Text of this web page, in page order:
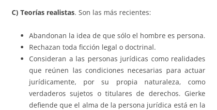
C) Teorías realistas. Son las más recientes:
Abandonan la idea de que sólo el hombre es persona.
Rechazan toda ficción legal o doctrinal.
Consideran a las personas jurídicas como realidades
que reúnen las condiciones necesarias para actuar
jurídicamente, por su propia naturaleza, como
verdaderos sujetos o titulares de derechos. Gierke
defiende que el alma de la persona jurídica está en la